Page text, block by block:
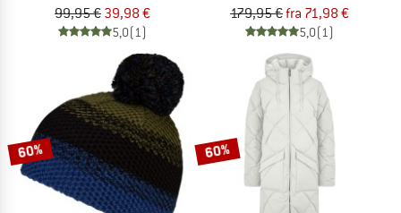
99,95 € 39,98 €
5,0(1)
179,95 €fra 71,98 €
5,0(1)
60% 60%